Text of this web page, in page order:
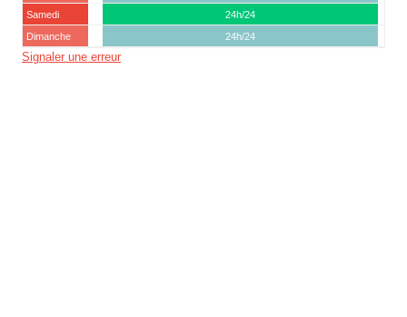
Samedi
24h/24
Dimanche
24h/24
Signaler une erreur